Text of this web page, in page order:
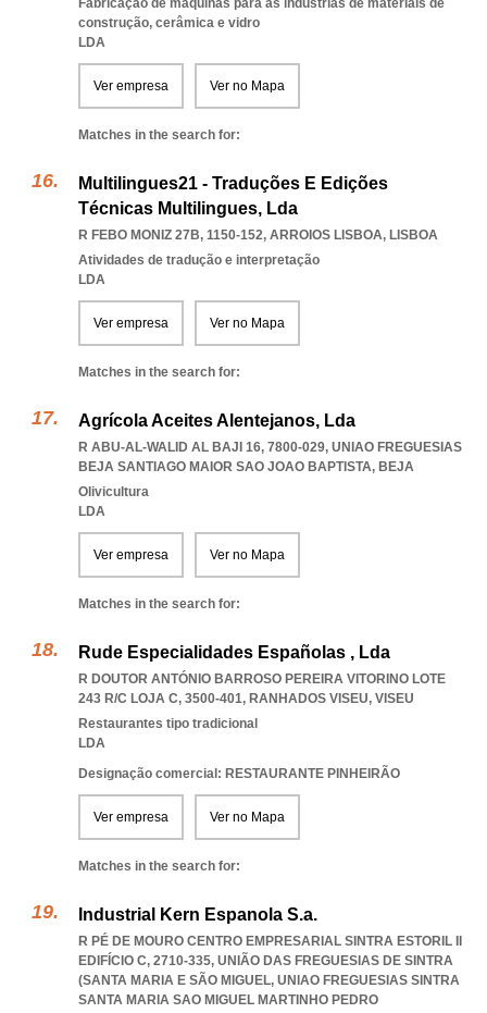
Fabricação de máquinas para as indústrias de materiais de
construção, cerâmica e vidro
LDA
Ver empresa Ver no Mapa
Matches in the search for:
Multilingues21 - Traduções E Edições
Técnicas Multilingues, Lda
R FEBO MONIZ 27B, 1150-152, ARROIOS LISBOA, LISBOA
Atividades de tradução e interpretação
LDA
Ver empresa Ver no Mapa
Matches in the search for:
Agrícola Aceites Alentejanos, Lda
R ABU-AL-WALID AL BAJI 16, 7800-029, UNIAO FREGUESIAS
BEJA SANTIAGO MAIOR SAO JOAO BAPTISTA, BEJA
Olivicultura
LDA
Ver empresa Ver no Mapa
Matches in the search for:
Rude Especialidades Españolas , Lda
R DOUTOR ANTÓNIO BARROSO PEREIRA VITORINO LOTE
243 R/C LOJA C, 3500-401, RANHADOS VISEU, VISEU
Restaurantes tipo tradicional
LDA
Designação comercial: RESTAURANTE PINHEIRÃO
Ver empresa Ver no Mapa
Matches in the search for:
Industrial Kern Espanola S.a.
R PÉ DE MOURO CENTRO EMPRESARIAL SINTRA ESTORIL II
EDIFÍCIO C, 2710-335, UNIÃO DAS FREGUESIAS DE SINTRA
(SANTA MARIA E SÃO MIGUEL, UNIAO FREGUESIAS SINTRA
SANTA MARIA SAO MIGUEL MARTINHO PEDRO